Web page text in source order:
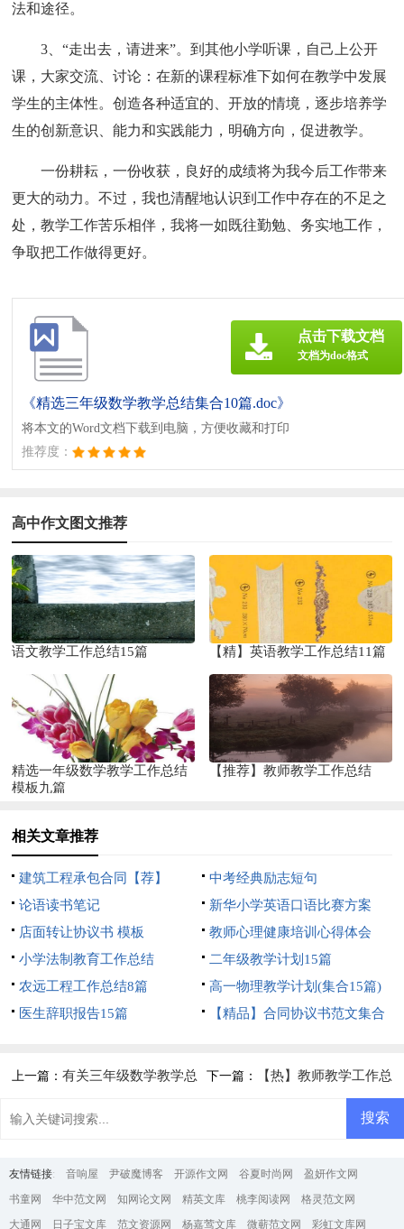
法和途径。
3、“走出去，请进来”。到其他小学听课，自己上公开
课，大家交流、讨论：在新的课程标准下如何在教学中发展
学生的主体性。创造各种适宜的、开放的情境，逐步培养学
生的创新意识、能力和实践能力，明确方向，促进教学。
一份耕耘，一份收获，良好的成绩将为我今后工作带来
更大的动力。不过，我也清醒地认识到工作中存在的不足之
处，教学工作苦乐相伴，我将一如既往勤勉、务实地工作，
争取把工作做得更好。
《精选三年级数学教学总结集合10篇.doc》
将本文的Word文档下载到电脑，方便收藏和打印
推荐度：
点击下载文档
文档为doc格式
高中作文图文推荐
语文教学工作总结15篇 【精】英语教学工作总结11篇
精选一年级数学教学工作总结
模板九篇
【推荐】教师教学工作总结
相关文章推荐
建筑工程承包合同【荐】
中考经典励志短句
论语读书笔记
新华小学英语口语比赛方案
店面转让协议书 模板
教师心理健康培训心得体会
小学法制教育工作总结
二年级教学计划15篇
农远工程工作总结8篇
高一物理教学计划(集合15篇)
医生辞职报告15篇
【精品】合同协议书范文集合
上一篇：有关三年级数学教学总 下一篇： 【热】教师教学工作总
友情链接: 音响屋 尹破魔博客 开源作文网 谷夏时尚网
盈妍作文网
书童网
华中范文网 知网论文网 精英文库 桃李阅读网
格灵范文网
大通网
日子宝文库 范文资源网 杨嘉莺文库 微蕲范文网 彩虹文库网